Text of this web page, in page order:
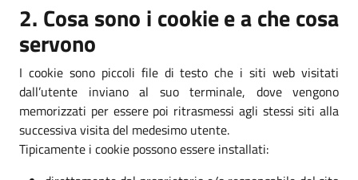
2. Cosa sono i cookie e a che cosa
servono
I cookie sono piccoli file di testo che i siti web visitati
dall’utente inviano al suo terminale, dove vengono
memorizzati per essere poi ritrasmessi agli stessi siti alla
successiva visita del medesimo utente.
Tipicamente i cookie possono essere installati: